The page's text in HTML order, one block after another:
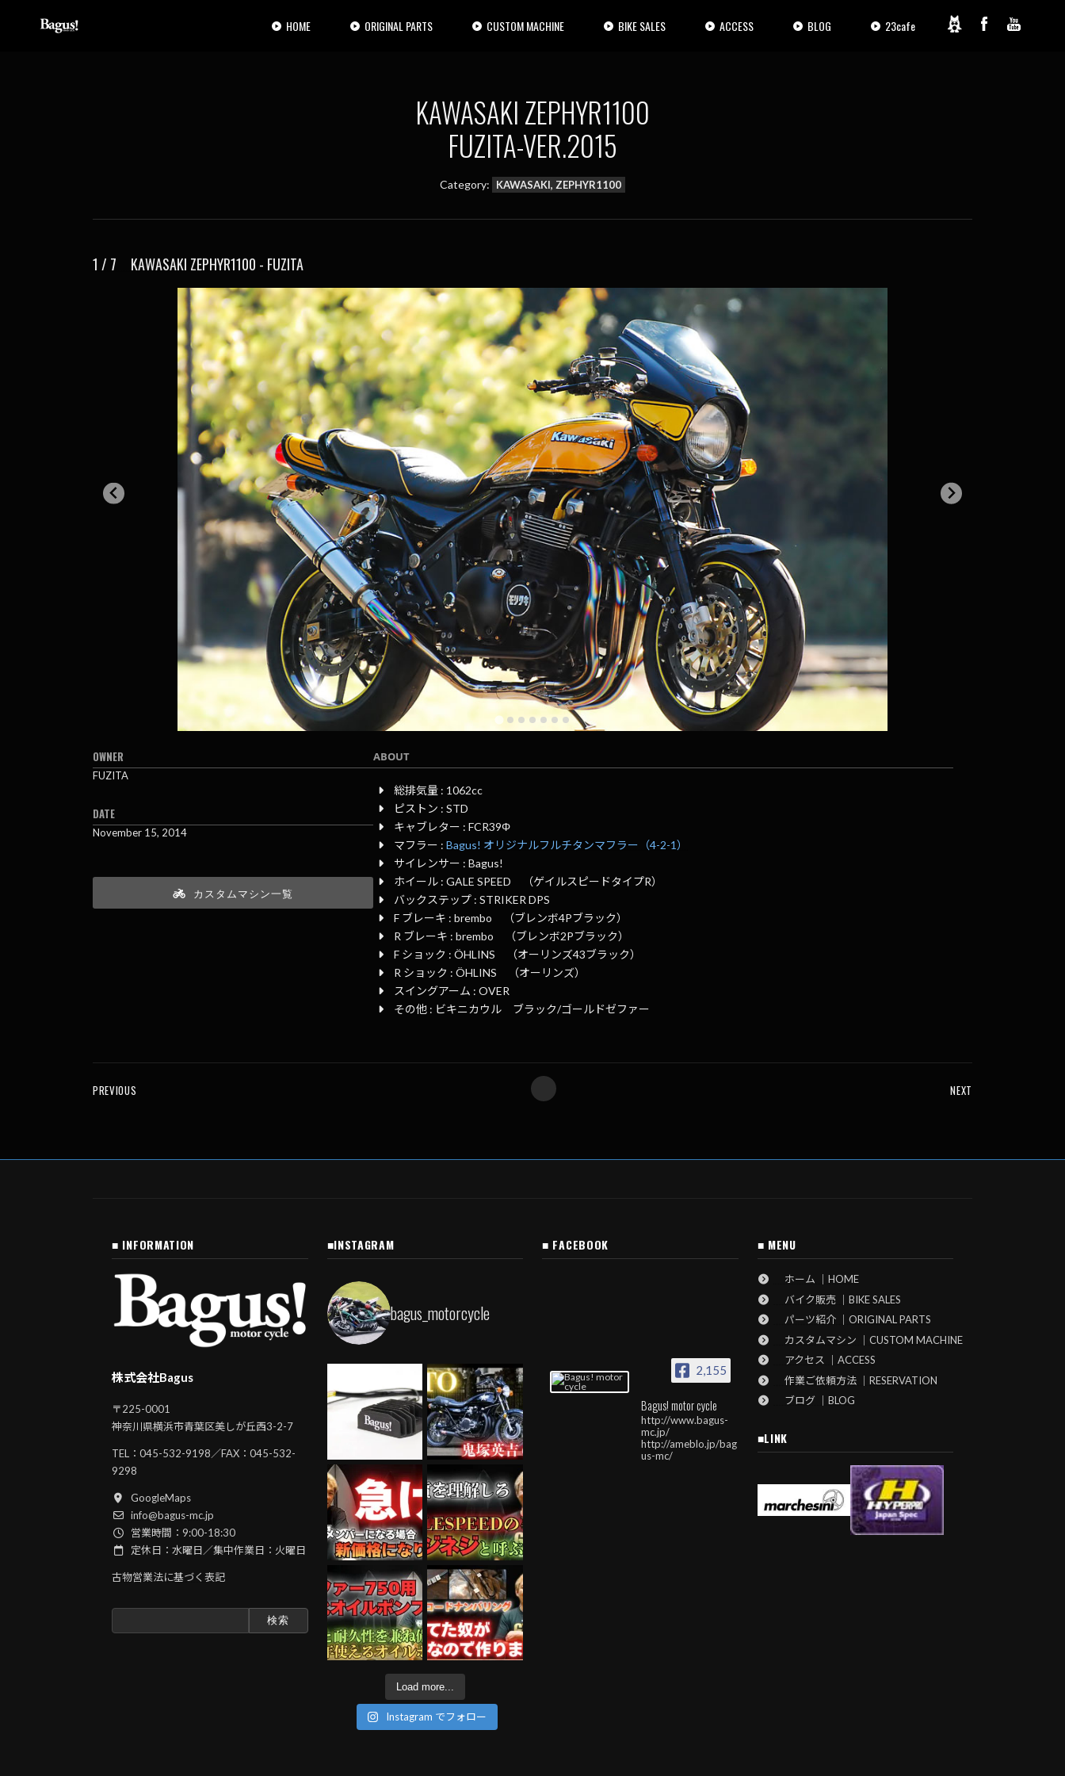
HOME ORIGINAL PARTS CUSTOM MACHINE BIKE SALES ACCESS BLOG 23cafe
KAWASAKI ZEPHYR1100
FUZITA-VER.2015
Category: KAWASAKI, ZEPHYR1100
1 / 7 KAWASAKI ZEPHYR1100 - FUZITA
OWNER
FUZITA
DATE
November 15, 2014
カスタムマシン一覧
ABOUT
総排気量 : 1062cc
ピストン : STD
キャブレター : FCR39Φ
マフラー :Bagus! オリジナルフルチタンマフラー（4-2-1）
サイレンサー : Bagus!
ホイール : GALE SPEED （ゲイルスピードタイプR）
バックステップ : STRIKER DPS
F ブレーキ : brembo （ブレンボ4Pブラック）
R ブレーキ : brembo （ブレンボ2Pブラック）
F ショック : ÖHLINS （オーリンズ43ブラック）
R ショック : ÖHLINS （オーリンズ）
スイングアーム : OVER
その他 : ビキニカウル ブラック/ゴールドゼファー
PREVIOUS NEXT
■ INFORMATION
株式会社Bagus
〒225-0001
神奈川県横浜市青葉区美しが丘西3-2-7
TEL： 045-532-9198／FAX：045-532-
9298
GoogleMaps
info@bagus-mc.jp
営業時間：9:00-18:30
定休日：水曜日／集中作業日：火曜日
古物営業法に基づく表記
検
■INSTAGRAM
bagus_motorcycle
Load more...
Instagram でフォロー
■ FACEBOOK
2,155
Bagus! motor cycle
http://www.bagus-
mc.jp/
http://ameblo.jp/bag
us-mc/
■ MENU
ホーム ｜HOME
バイク販売 ｜BIKE SALES
パーツ紹介 ｜ORIGINAL PARTS
カスタムマシン ｜CUSTOM MACHINE
アクセス ｜ACCESS
作業ご依頼方法 ｜RESERVATION
ブログ ｜BLOG
■LINK